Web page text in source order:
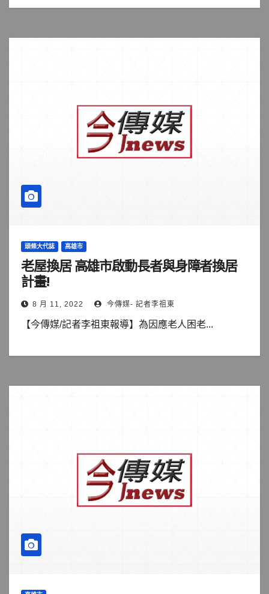
頭條大代誌 高雄市
老屋換居 高雄市啟動長者與身障者換居
計畫!
8 月 11, 2022 今傳媒- 記者李祖東
【今傳媒/記者李祖東報導】為因應老人困老...